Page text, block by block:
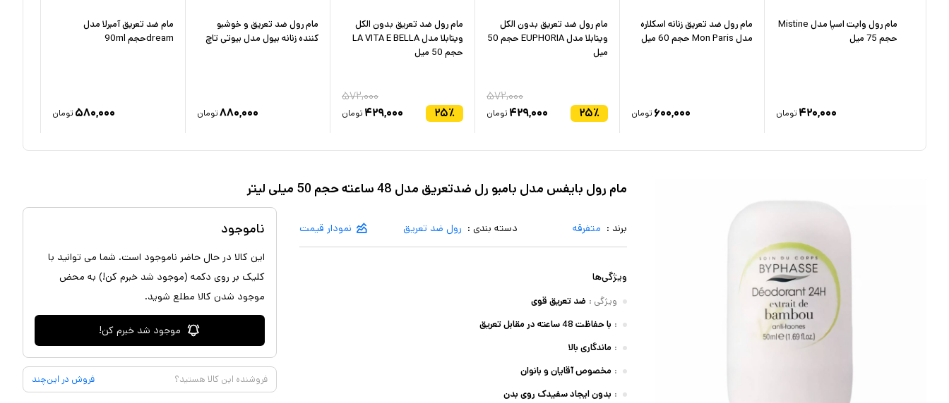
مام رول وایت اسپا مدل Mistine
حجم 75 میل
۴۲۰,۰۰۰ تومان
مام رول ضد تعریق زنانه اسکلاره
مدل Mon Paris حجم 60 میل
۶۰۰,۰۰۰ تومان
مام رول ضد تعریق بدون الکل
ویتابلا مدل EUPHORIA حجم 50
میل
۲۵٪
۵۷۲,۰۰۰
۴۲۹,۰۰۰ تومان
مام رول ضد تعریق بدون الکل
ویتابلا مدل LA VITA E BELLA
حجم 50 میل
۲۵٪
۵۷۲,۰۰۰
۴۲۹,۰۰۰ تومان
مام رول ضد تعریق و خوشبو
کننده زنانه بیول مدل بیوتی تاچ
۸۸۰,۰۰۰تومان
مام ضد تعریق آمبرلا مدل
dreamحجم 90ml
۵۸۰,۰۰۰ تومان
مام رول بایفس مدل بامبو رل ضدتعریق مدل 48 ساعته حجم 50 میلی لیتر
برند : متفرقه دسته بندی : رول ضد تعریق نمودار قیمت
ویژگی‌ها
ویژگی : ضد تعریق قوی
: با حفاظت 48 ساعته در مقابل تعریق
: ماندگاری بالا
: مخصوص آقایان و بانوان
: بدون ایجاد سفیدک روی بدن
ناموجود
این کالا در حال حاضر ناموجود است. شما می توانید با
کلیک بر روی دکمه (موجود شد خبرم کن!) به محض
موجود شدن کالا مطلع شوید.
موجود شد خبرم کن!
فروشنده این کالا هستید؟ فروش در این‌چند